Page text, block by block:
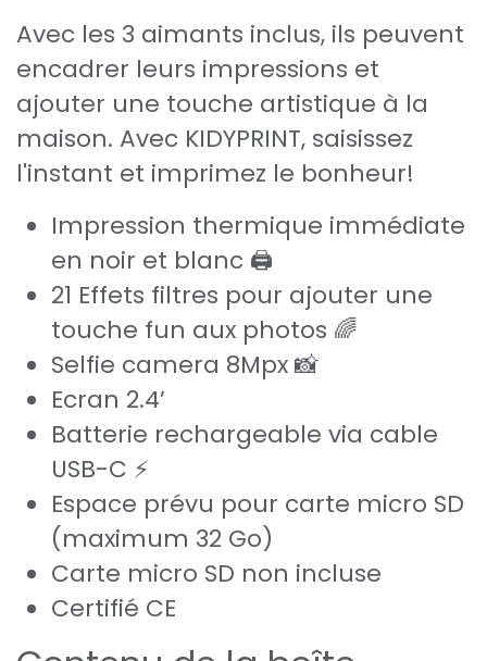
Avec les 3 aimants inclus, ils peuvent
encadrer leurs impressions et
ajouter une touche artistique à la
maison. Avec KIDYPRINT, saisissez
l'instant et imprimez le bonheur!
Impression thermique immédiate
en noir et blanc 🖨️
21 Effets filtres pour ajouter une
touche fun aux photos 🌈
Selfie camera 8Mpx 📸
Ecran 2.4’
Batterie rechargeable via cable
USB-C ⚡
Espace prévu pour carte micro SD
(maximum 32 Go)
Carte micro SD non incluse
Certifié CE